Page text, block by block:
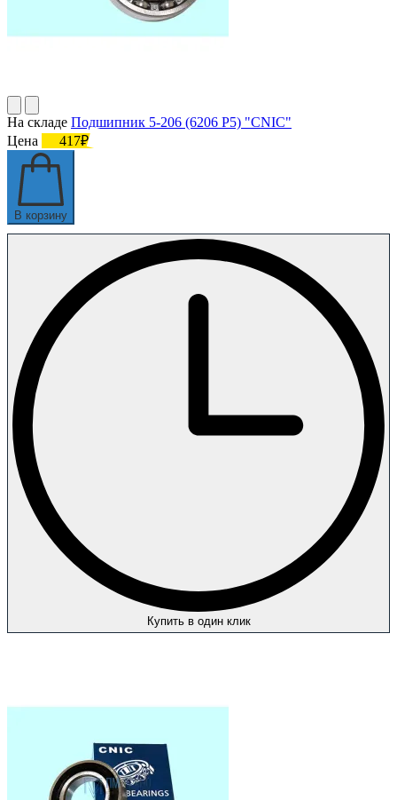
На складе Подшипник 5-206 (6206 P5) "CNIC"
Цена
417₽
В корзину
Купить в один клик